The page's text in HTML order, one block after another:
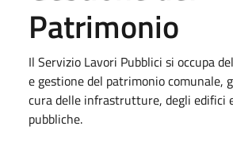
Patrimonio
Il Servizio Lavori Pubblici si occupa
e gestione del patrimonio comunale,
cura delle infrastrutture, degli edifici
pubbliche.